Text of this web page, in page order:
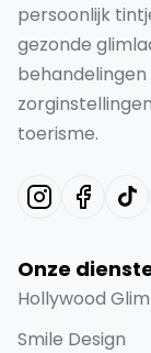
persoonlijk
gezonde
toerisme.
Onze
Hollywood
Smile Design